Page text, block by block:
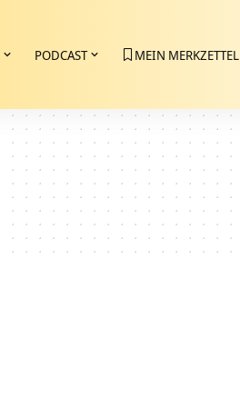
PODCAST MEIN MERKZETTEL